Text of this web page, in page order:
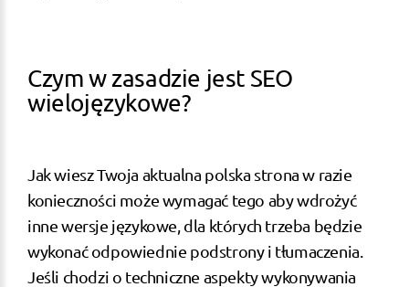
Czym w zasadzie jest SEO
wielojęzykowe?
Jak wiesz Twoja aktualna polska strona w razie
konieczności może wymagać tego aby wdrożyć
inne wersje językowe, dla których trzeba będzie
wykonać odpowiednie podstrony i tłumaczenia.
Jeśli chodzi o techniczne aspekty wykonywania